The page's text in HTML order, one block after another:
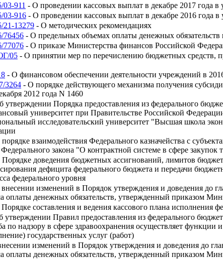
911 - О проведении кассовых выплат в декабре 2017 года
03-916 - О проведении кассовых выплат в декабре 2016 года
21-13279 - О методических рекомендациях
76456 - О предельных объемах оплаты денежных
77076 - О приказе Министерства финансов Российской
05 - О принятии мер по перечислению бюджетных средств,
- О финансовом обеспечении деятельности учреждений в
3264 - О порядке действующего механизма получения
2012 года N 1460
утверждении Порядка предоставления из федерального
университет при Правительстве Российской
исследовательский университет "Высшая школа
взаимодействия Федерального казначейства с
закона "О контрактной системе в сфере
доведения бюджетных ассигнований, лимитов
дефицита федерального бюджета и передачи
федерального уровня
изменений в Порядок утверждения и доведения до
оплаты денежных обязательств, утвержденный приказом
составления и ведения кассового плана исполнения
утверждении Правил предоставления из федерального
по надзору в сфере здравоохранения осуществляет
государственных услуг (работ)
изменений в Порядок утверждения и доведения до
оплаты денежных обязательств, утвержденный приказом